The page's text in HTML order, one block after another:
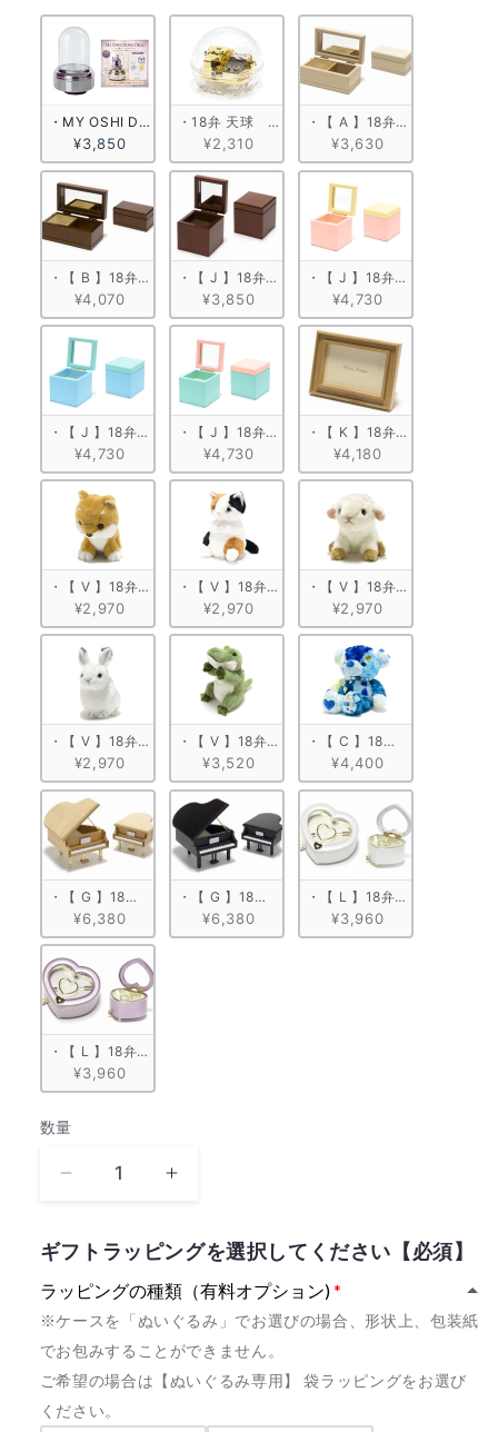
・MY OSHI DOME ORGEL
¥3,850
・18弁 天球　ゴールド
¥2,310
・【 A 】18弁 白木箱角形
¥3,630
・【 B 】18弁 塗装箱角形（小）
¥4,070
・【 J 】18弁 キューブボックス
¥3,850
・【 J 】18弁 キューブボッ
¥4,730
・【 J 】18弁 キューブボックス ブルー
¥4,730
・【 J 】18弁 キューブボックス ミントグリーン
¥4,730
・【 K 】18弁 木製フォトフ
¥4,180
・【 V 】18弁 ぬいぐるみオルゴール　柴犬
¥2,970
・【 V 】18弁 ぬいぐるみオルゴール　ミケネコ
¥2,970
・【 V 】18弁 ぬいぐるみオ
¥2,970
・【 V 】18弁 ぬいぐるみオルゴール　うさぎ
¥2,970
・【 V 】18弁 ぬいぐるみオルゴール　ワニ
¥3,520
・【 C 】18弁 ぬいぐるみオ
¥4,400
・【 G 】18弁 木製グランドピアノ型　ナチュラル
¥6,380
・【 G 】18弁 木製グランドピアノ型　ブラック
¥6,380
・【 L 】18弁 ハート型宝石
¥3,960
・【 L 】18弁 ハート型宝石箱　ピンク
¥3,960
数
数量
モ
ル》
Soranji
大
森
元
《量
モ
ル》
Soranji
大
森
ギフトラッピングを選択してください【必須】
ラッピングの種類（有料オプション)
※ケースを「ぬいぐるみ」でお選びの場合、形状上、包装紙
でお包みすることができません。
ご希望の場合は【ぬいぐるみ専用】 袋ラッピングをお選び
ください。